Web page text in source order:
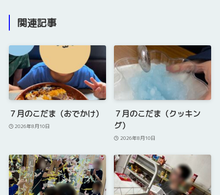
関連記事
７月のこだま（おでかけ）
2026年8月10日
７月のこだま（クッキン
グ）
2026年8月10日